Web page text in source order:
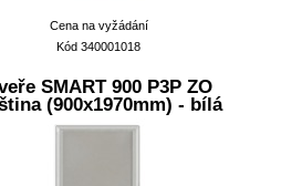
Cena na vyžádání
Kód 340001018
SMART 900 P3P ZO
(900x1970mm) - bílá